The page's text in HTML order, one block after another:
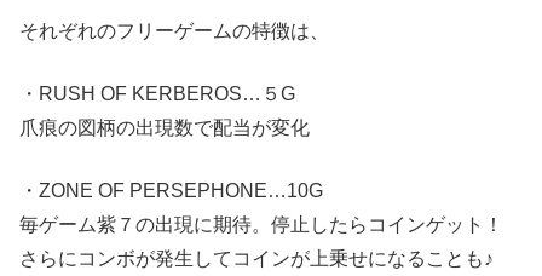
それぞれのフリーゲームの特徴は、
・RUSH OF KERBEROS…５G
爪痕の図柄の出現数で配当が変化
・ZONE OF PERSEPHONE…10G
毎ゲーム紫７の出現に期待。停止したらコインゲット！
さらにコンボが発生してコインが上乗せになることも♪